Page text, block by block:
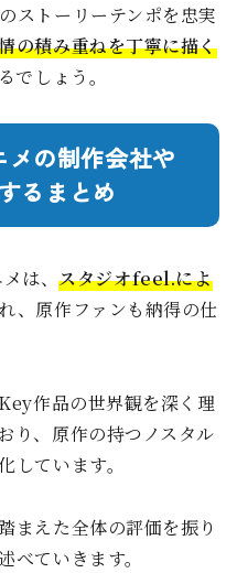
ストーリーテンポを忠実
の積み重ねを丁寧に描く
でしょう。
メの制作会社や
るまとめ
は、スタジオfeel.によ
、原作ファンも納得の仕
作品の世界観を深く理
り、原作の持つノスタル
しています。
まえた全体の評価を振り
べていきます。